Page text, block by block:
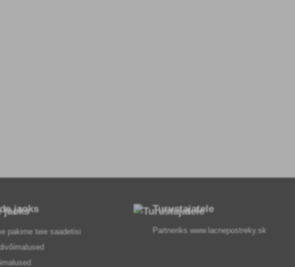
jaoks
pakime teie saadetisi
Turustajatele
Partnerikswww.lacnepostreky.sk